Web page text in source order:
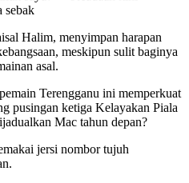
sebak
Halim, menyimpan harapan
meskipun sulit baginya
asal.
Terengganu ini memperkuat
pusingan ketiga Kelayakan Piala
Mac tahun depan?
jersi nombor tujuh